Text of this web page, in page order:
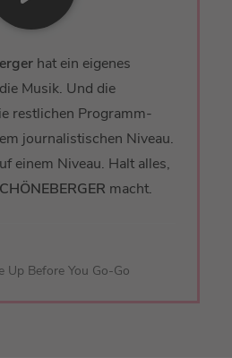
hat ein eigenes
Musik. Und die
restlichen Programm-
journalistischen Niveau.
einem Niveau. Halt alles,
macht.
Up Before You Go-Go